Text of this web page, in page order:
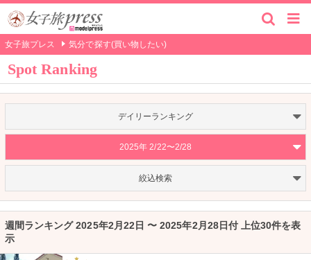
女子旅プレス 気分で探す(買い物したい)
Spot Ranking
デイリーランキング
2025年 2/22〜2/28
絞込検索
週間ランキング 2025年2月22日 〜 2025年2月28日付 上位30件を表
示